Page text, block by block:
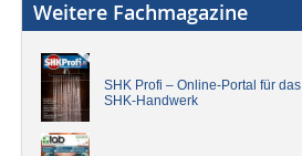
Weitere Fachmagazine
SHK Profi – Online-Portal für das
SHK-Handwerk